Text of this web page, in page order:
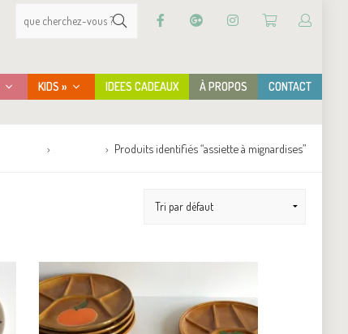
KIDS » IDEES CADEAUX À PROPOS CONTACT
Produits identifiés “assiette à mignardises”